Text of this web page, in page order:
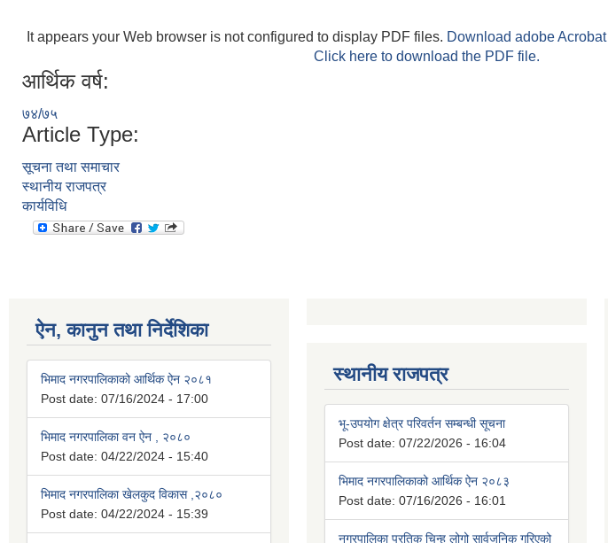
It appears your Web browser is not configured to display PDF files. Download adobe Acrobat
Click here to download the PDF file.
आर्थिक वर्ष:
७४/७५
Article Type:
सूचना तथा समाचार
स्थानीय राजपत्र
कार्यविधि
ऐन, कानुन तथा निर्देशिका
भिमाद नगरपालिकाको आर्थिक ऐन २०८१
Post date: 07/16/2024 - 17:00
भिमाद नगरपालिका वन ऐन , २०८०
Post date: 04/22/2024 - 15:40
भिमाद नगरपालिका खेलकुद विकास ,२०८०
Post date: 04/22/2024 - 15:39
स्थानीय राजपत्र
भू-उपयोग क्षेत्र परिवर्तन सम्बन्धी सूचना
Post date: 07/22/2026 - 16:04
भिमाद नगरपालिकाको आर्थिक ऐन २०८३
Post date: 07/16/2026 - 16:01
नगरपालिका प्रतिक चिन्ह लोगो सार्वजनिक गरिएको